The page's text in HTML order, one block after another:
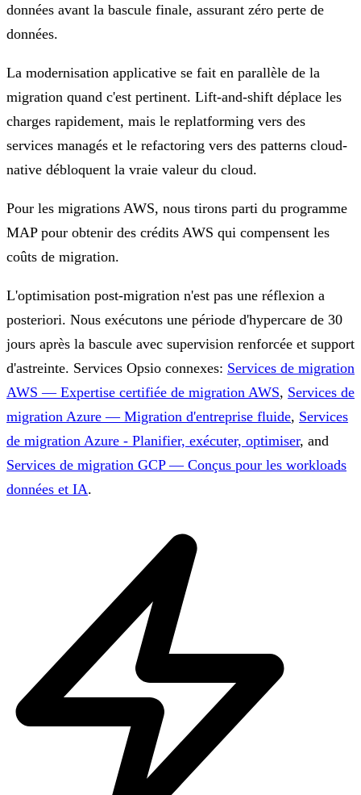
données avant la bascule finale, assurant zéro perte de
données.
La modernisation applicative se fait en parallèle de la
migration quand c'est pertinent. Lift-and-shift déplace les
charges rapidement, mais le replatforming vers des
services managés et le refactoring vers des patterns cloud-
native débloquent la vraie valeur du cloud.
Pour les migrations AWS, nous tirons parti du programme
MAP pour obtenir des crédits AWS qui compensent les
coûts de migration.
L'optimisation post-migration n'est pas une réflexion a
posteriori. Nous exécutons une période d'hypercare de 30
jours après la bascule avec supervision renforcée et support
d'astreinte. Services Opsio connexes: Services de migration
AWS — Expertise certifiée de migration AWS, Services de
migration Azure — Migration d'entreprise fluide, Services
de migration Azure - Planifier, exécuter, optimiser, and
Services de migration GCP — Conçus pour les workloads
données et IA.